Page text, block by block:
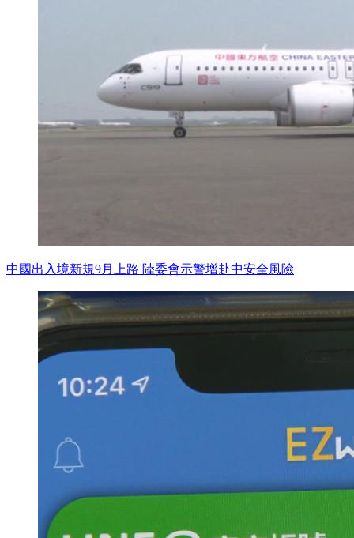
中國出入境新規9月上路 陸委會示警增赴中安全風險